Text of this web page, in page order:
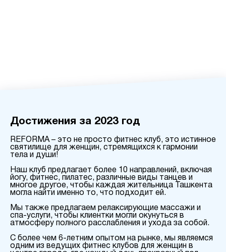
Достижения за 2023 год
REFORMA – это не просто фитнес клуб, это истинное
святилище для женщин, стремящихся к гармонии
тела и души!
Наш клуб предлагает более 10 направлений, включая
йогу, фитнес, пилатес, различные виды танцев и
многое другое, чтобы каждая жительница Ташкента
могла найти именно то, что подходит ей.
Мы также предлагаем релаксирующие массажи и
спа-услуги, чтобы клиентки могли окунуться в
атмосферу полного расслабления и ухода за собой.
С более чем 6-летним опытом на рынке, мы являемся
одним из ведущих фитнес клубов для женщин в